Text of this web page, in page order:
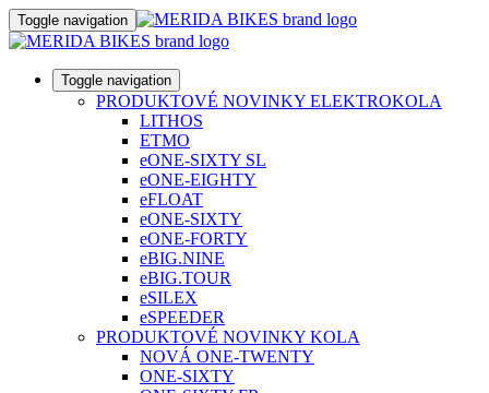
Toggle navigation
Toggle navigation
PRODUKTOVÉ NOVINKY ELEKTROKOLA
LITHOS
ETMO
eONE-SIXTY SL
eONE-EIGHTY
eFLOAT
eONE-SIXTY
eONE-FORTY
eBIG.NINE
eBIG.TOUR
eSILEX
eSPEEDER
PRODUKTOVÉ NOVINKY KOLA
NOVÁ ONE-TWENTY
ONE-SIXTY